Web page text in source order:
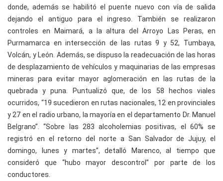
donde, además se habilitó el puente nuevo con vía de salida
dejando el antiguo para el ingreso. También se realizaron
controles en Maimará, a la altura del Arroyo Las Peras, en
Purmamarca en intersección de las rutas 9 y 52, Tumbaya,
Volcán, y León. Además, se dispuso la readecuación de las horas
de desplazamiento de vehículos y maquinarias de las empresas
mineras para evitar mayor aglomeración en las rutas de la
quebrada y puna. Puntualizó que, de los 58 hechos viales
ocurridos, “19 sucedieron en rutas nacionales, 12 en provinciales
y 27 en el radio urbano, la mayoría en el departamento Dr. Manuel
Belgrano”. “Sobre las 283 alcoholemias positivas, el 60% se
registró en el retorno del norte a San Salvador de Jujuy, el
domingo, lunes y martes”, detalló Marenco, al tiempo que
consideró que “hubo mayor descontrol” por parte de los
conductores.